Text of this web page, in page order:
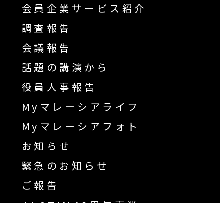
会員企業サービス紹介
調査報告
会議報告
話題の講演から
役員人事報告
Myマレーシアライフ
Myマレーシアフォト
お知らせ
緊急のお知らせ
ご報告